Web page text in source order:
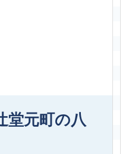
元町の八